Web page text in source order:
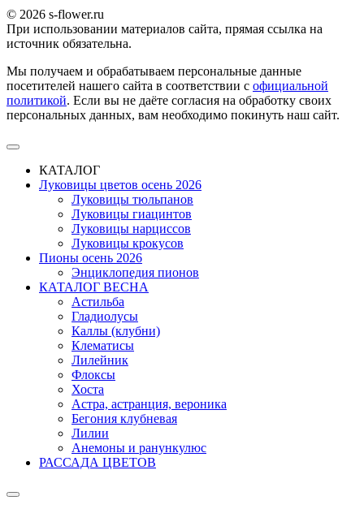
© 2026 s-flower.ru
При использовании материалов сайта, прямая ссылка на
источник обязательна.
Мы получаем и обрабатываем персональные данные
посетителей нашего сайта в соответствии с официальной
политикой. Если вы не даёте согласия на обработку своих
персональных данных, вам необходимо покинуть наш сайт.
КАТАЛОГ
Луковицы цветов осень 2026
Луковицы тюльпанов
Луковицы гиацинтов
Луковицы нарциссов
Луковицы крокусов
Пионы осень 2026
Энциклопедия пионов
КАТАЛОГ ВЕСНА
Астильба
Гладиолусы
Каллы (клубни)
Клематисы
Лилейник
Флоксы
Хоста
Астра, астранция, вероника
Бегония клубневая
Лилии
Анемоны и ранункулюс
РАССАДА ЦВЕТОВ